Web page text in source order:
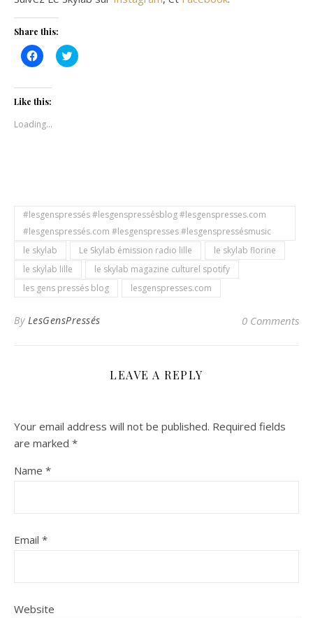
Share this:
Click
to
Facebook
(Opens
in
window)
Click
to
Like this:
Loading...
#lesgenspressés #lesgenspressésblog #lesgenspresses.com
#lesgenspressés.com #lesgenspresses #lesgenspressésmusic
le skylab
Le Skylab émission radio lille
le skylab florine
le skylab lille
le skylab magazine culturel spotify
les gens pressés blog
lesgenspresses.com
By LesGensPressés 0 Comments
LEAVE A REPLY
Your email address will not be published. Required fields
are marked *
Name *
Email *
Website